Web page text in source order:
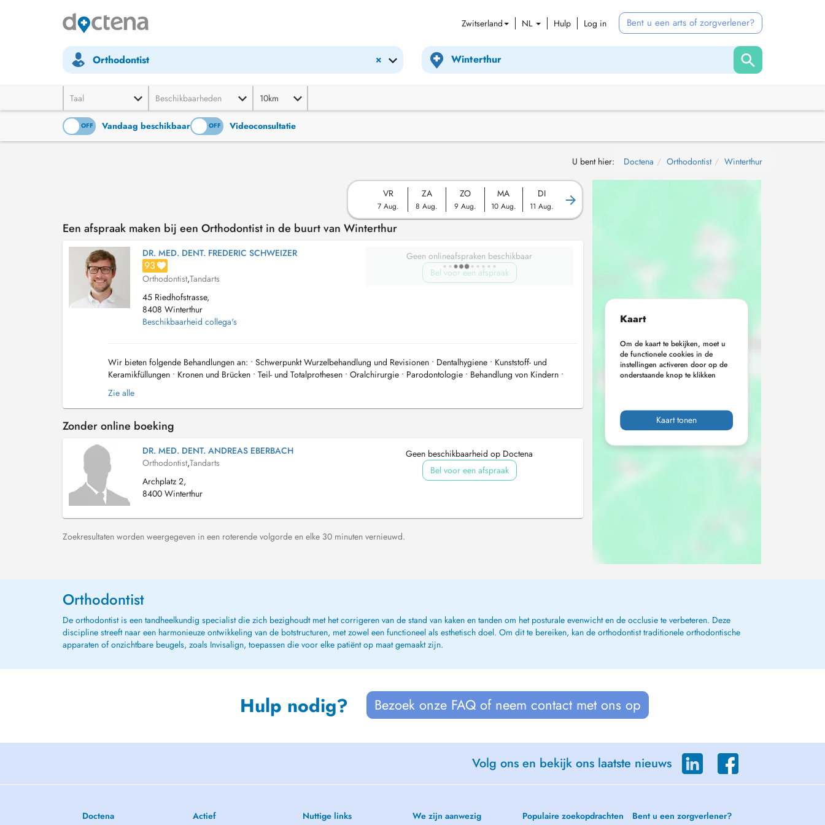
Zwitserland NL Hulp Log in Bent u een arts of zorgverlener?
×
Orthodontist
Taal Beschikbaarheden 10km
OFF Vandaag beschikbaar
ON OFF Videoconsultatie
U bent hier: Doctena Orthodontist Winterthur
VR
7 Aug.
ZA
8 Aug.
ZO
9 Aug.
MA
10 Aug.
DI
11 Aug.
Een afspraak maken bij een Orthodontist in de buurt van Winterthur
DR. MED. DENT. FREDERIC SCHWEIZER
93
Orthodontist,Tandarts
45 Riedhofstrasse,
8408 Winterthur
Beschikbaarheid collega's
Geen onlineafspraken beschikbaar
Bel voor een afspraak
Wir bieten folgende Behandlungen an: • Schwerpunkt Wurzelbehandlung und Revisionen • Dentalhygiene • Kunststoff- und
Keramikfüllungen • Kronen und Brücken • Teil- und Totalprothesen • Oralchirurgie • Parodontologie • Behandlung von Kindern •
Implantate • Bleaching • Notfall- und Schmerz...
Zie alle
Zonder online boeking
DR. MED. DENT. ANDREAS EBERBACH
Orthodontist,Tandarts
Archplatz 2,
8400 Winterthur
Geen beschikbaarheid op Doctena
Bel voor een afspraak
Zoekresultaten worden weergegeven in een roterende volgorde en elke 30 minuten vernieuwd.
Kaart
Om de kaart te bekijken, moet u
de functionele cookies in de
instellingen activeren door op de
onderstaande knop te klikken
Kaart tonen
Orthodontist
De orthodontist is een tandheelkundig specialist die zich bezighoudt met het corrigeren van de stand van kaken en tanden om het posturale evenwicht en de occlusie te verbeteren. Deze
discipline streeft naar een harmonieuze ontwikkeling van de botstructuren, met zowel een functioneel als esthetisch doel. Om dit te bereiken, kan de orthodontist traditionele orthodontische
apparaten of onzichtbare beugels, zoals Invisalign, toepassen die voor elke patiënt op maat gemaakt zijn.
Hulp nodig? Bezoek onze FAQ of neem contact met ons op
Volg ons en bekijk ons laatste nieuws
Doctena Actief Nuttige links We zijn aanwezig Populaire zoekopdrachten Bent u een zorgverlener?